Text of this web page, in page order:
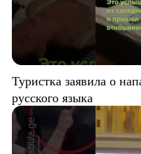
Туристка заявила о
русского языка